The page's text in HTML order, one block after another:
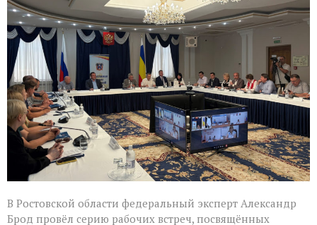
высоко
оценил
подготовку
наблюдателей
Ростовской
области
В Ростовской области федеральный эксперт Александр
Брод провёл серию рабочих встреч, посвящённых